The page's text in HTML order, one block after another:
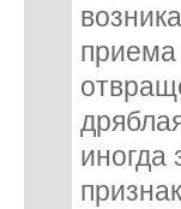
иногда